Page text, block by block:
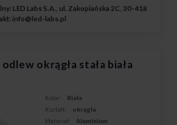
LED Labs S.A., ul. Zakopiańska 2C, 30-418
info@led-labs.pl
okrągła stała biała
Kolor:
Biała
Kształt:
okrągła
Materiał:
Aluminium